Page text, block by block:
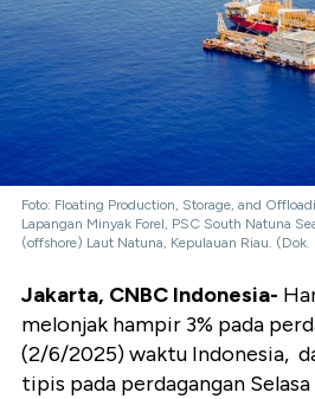
Foto: Floating Production, Storage, and
Lapangan Minyak Forel, PSC South Natuna
(offshore) Laut Natuna, Kepulauan Riau.
Jakarta, CNBC Indonesia-
melonjak hampir 3% pada
(2/6/2025) waktu Indonesia,
tipis pada perdagangan